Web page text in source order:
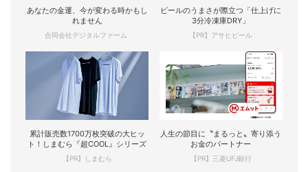
あなたの金運、今が変わる時かもし
れません
合同会社デジタルファーム
ビールのうまさが際立つ「仕上げに
3分冷凍庫DRY」
【PR】アサヒビール
累計販売数1700万枚突破の大ヒッ
ト！しまむら『超COOL』シリーズ
【PR】しまむら
人生の節目に〝まるっと〟寄り添う
お金のパートナー
【PR】三菱UFJ銀行